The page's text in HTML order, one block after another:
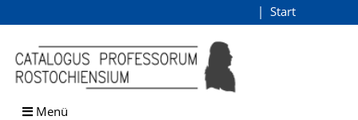
Browsen
direkt zum Inhalt
Start
Menü